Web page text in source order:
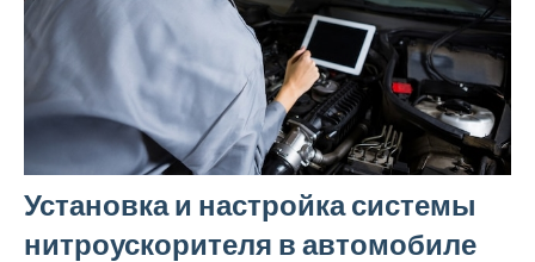
Установка и настройка системы
нитроускорителя в автомобиле